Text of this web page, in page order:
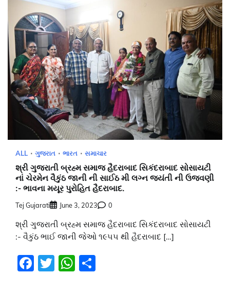
ALL ગુજરાત ભારત સમાચાર
શ્રી ગુજરાતી બ્રહ્મ સમાજ હૈદરાબાદ સિકંદરાબાદ સોસાયટી
નાં ચેરમેન વૈકુંઠ જાની ની સાઈઠ મી લગ્ન જયંતી ની ઉજવણી
:- ભાવના મયૂર પુરોહિત હૈદરાબાદ.
Tej Gujarati June 3, 2023 0
શ્રી ગુજરાતી બ્રહ્મ સમાજ હૈદરાબાદ સિકંદરાબાદ સોસાયટી
:- વૈકુંઠ ભાઈ જાની જેઓ ૧૯૫૫ થી હૈદરાબાદ […]
Facebook
TwitterWhatsApp